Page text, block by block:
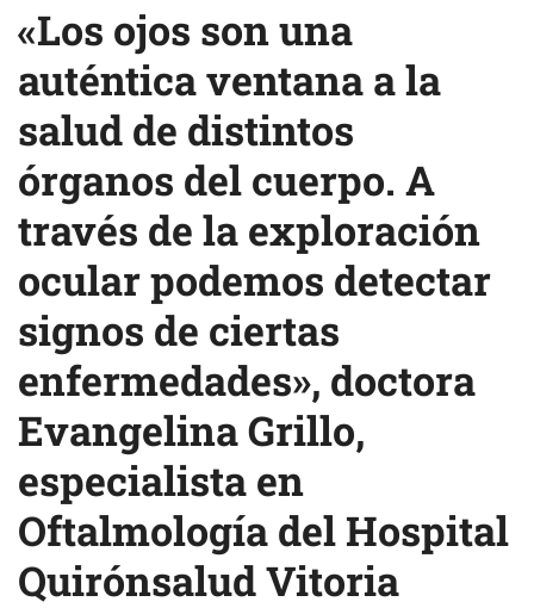
«Los ojos son una
auténtica ventana a la
salud de distintos
órganos del cuerpo. A
través de la exploración
ocular podemos detectar
signos de ciertas
enfermedades», doctora
Evangelina Grillo,
especialista en
Oftalmología del Hospital
Quirónsalud Vitoria